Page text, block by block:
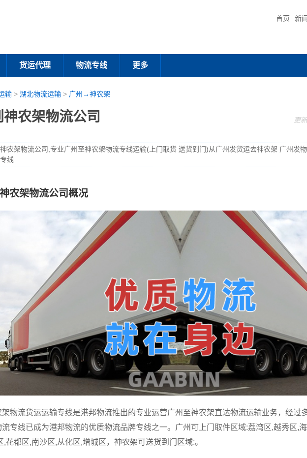
首页 新
货运代理 物流专线 更多
输> 湖北物流运输> 广州→神农架
神农架物流公司 更
农架物流公司,专业广州至神农架物流专线运输(上门取货 送货到门)从广州发货运去神农架 广州发
线
农架物流公司概况
架物流货运运输专线是港邦物流推出的专业运营广州至神农架直达物流运输业务，经过
流专线已成为港邦物流的优质物流品牌专线之一。广州可上门取件区域:荔湾区,越秀区,
,花都区,南沙区,从化区,增城区，神农架可送货到门区域:。